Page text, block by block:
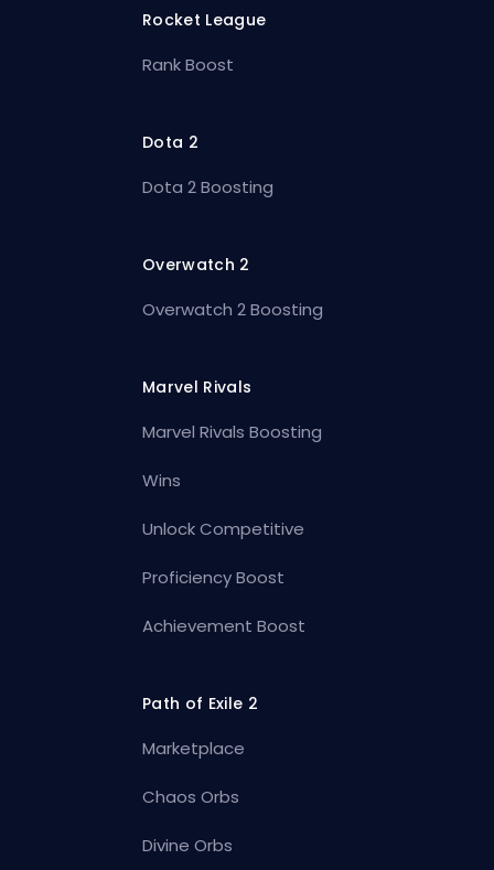
Rocket League
Rank Boost
Dota 2
Dota 2 Boosting
Overwatch 2
Overwatch 2 Boosting
Marvel Rivals
Marvel Rivals Boosting
Wins
Unlock Competitive
Proficiency Boost
Achievement Boost
Path of Exile 2
Marketplace
Chaos Orbs
Divine Orbs